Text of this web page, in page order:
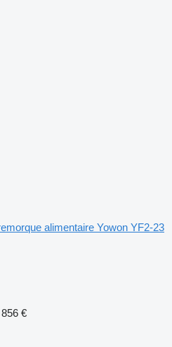
alimentaire Yowon YF2-23
€